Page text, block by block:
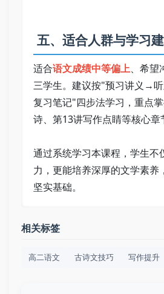
五、适合人群与学习
适合语文成绩中等偏上、希望
三学生。建议按"预习讲义→
复习笔记"四步法学习，重点
诗、第13讲写作点睛等核心章
通过系统学习本课程，学生不
力，更能培养深厚的文学素养
坚实基础。
相关标签
高二语文 古诗文技巧 写作提升